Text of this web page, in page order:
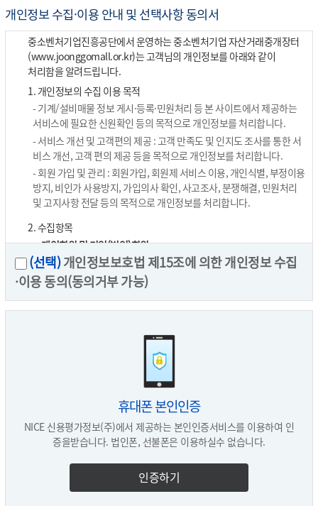
제4조 (이용자 확인)
중진공은 회원이 입력하는 다음 각 호의 사항이 미리 중진공에 등록된
자료와 일치할 경우 서비스 이용자를 본인으로 인정하고 서비스를
제공합니다.
① 아이디(ID)
② 비밀번호
③ 기타 중진공이 별도로 부여한 정보처리 접근수단
제5조 (서비스의 제한)
동 사이트는 회원의 이용신청을 승인한 때부터 즉시 서비스를
개시합니다. 서비스 이용은 연중무휴 1일 24시간을 원칙으로 합니다.
① 전기통신사업법에 규정된 기간통신사업자가 전기통신서비스를
중지했을 경우
② 기타 불가항력적 사유가 있는 경우
③ 시스템 점검 등 동 사이트에서 필요한 경우
제6조 (대여·위탁·양도의 제한)
모든 회원은 서비스에 필요한 접근수단과 중진공으로부터 제공받은
서비스 내용을 타인에게 대여, 위탁 또는 양도하지 못합니다.
귀하가 게시한 게시물의 내용에 대한 권리는 귀하에게 있습니다. 동
사이트는 게시된 내용을 사전통지 없이 편집 및 이동할 수 있는 권리를
보유하며, 게시판 운영원칙에 따라 사전통지 없이 삭제할 수 있습니다.
귀하의 게시물이 타인의 저작권을 침해함으로써 발생하는 민·형사상의
책임은 전적으로 귀하가 부담해야 합니다.
제8조(회원의 게시물)
개인정보 수집·이용 안내 및 선택사항 동의서
중소벤처기업진흥공단에서 운영하는 중소벤처기업 자산거래중개장터
(www.joonggomall.or.kr)는 고객님의 개인정보를 아래와 같이
처리함을 알려드립니다.
1. 개인정보의 수집 이용 목적
- 기계/설비매물 정보 게시·등록·민원처리 등 본 사이트에서 제공하는
서비스에 필요한 신원확인 등의 목적으로 개인정보를 처리합니다.
- 서비스 개선 및 고객편의 제공 : 고객 만족도 및 인지도 조사를 통한 서
비스 개선, 고객 편의 제공 등을 목적으로 개인정보를 처리합니다.
- 회원 가입 및 관리 : 회원가입, 회원제 서비스 이용, 개인식별, 부정이용
방지, 비인가 사용방지, 가입의사 확인, 사고조사, 분쟁해결, 민원처리
및 고지사항 전달 등의 목적으로 개인정보를 처리합니다.
2. 수집항목
개인회원 및 기업(법인)회원
필수 : 이름, 이메일, 휴대폰 번호, 주소
선택 : FAX, 재직기업명, 사업자등록번호, 부서명, 직급/직책, 회사
전화번호
홈페이지 탈퇴 시 즉시 삭제
- 개인정보 수집·이용에 대한 동의를 거부할 수 있습니다. 필수항목 수
집에 동의하지 않을 시 회원가입을 할 수 없으며, 선택항목 수집에 동의
하지 않을 시 일부 민원서비스 이용에 제한이 있습니다.
5. 카카오톡 알림톡 동의
(선택)개인정보보호법 제15조에 의한 개인정보 수집
·이용 동의(동의거부 가능)
휴대폰 본인인증
NICE 신용평가정보(주)에서 제공하는 본인인증서비스를 이용하여 인
증을받습니다. 법인폰, 선불폰은 이용하실수 없습니다.
인증하기